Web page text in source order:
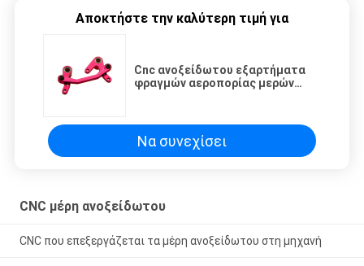
Αποκτήστε την καλύτερη τιμή για
Cnc ανοξείδωτου εξαρτήματα
φραγμών αεροπορίας μερών
Να συνεχίσει
CNC μέρη ανοξείδωτου
CNC που επεξεργάζεται τα μέρη ανοξείδωτου στη μηχανή